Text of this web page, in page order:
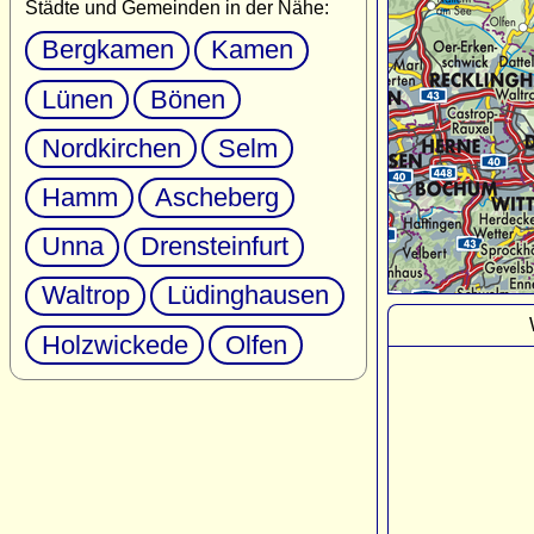
Städte und Gemeinden in der Nähe:
Bergkamen
Kamen
Lünen
Bönen
Nordkirchen
Selm
Hamm
Ascheberg
Unna
Drensteinfurt
Waltrop
Lüdinghausen
Holzwickede
Olfen